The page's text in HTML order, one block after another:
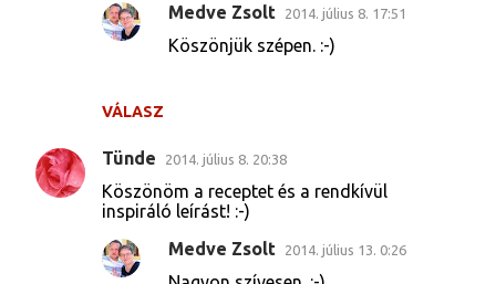
z
VÁLASZ
Medve Zsolt 2014. július 8. 17:51
Köszönjük szépen. :-)
Tünde 2014. július 8. 20:38
Köszönöm a receptet és a rendkívül
inspiráló leírást! :-)
Medve Zsolt 2014. július 13. 0:26